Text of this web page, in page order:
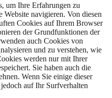
um Ihre Erfahrungen zu
Website navigieren. Von diesen
Cookies auf Ihrem Browser
der Grundfunktionen der
auch Cookies von
und zu verstehen, wie
werden nur mit Ihrer
Sie haben auch die
Wenn Sie einige dieser
auf Ihr Surfverhalten